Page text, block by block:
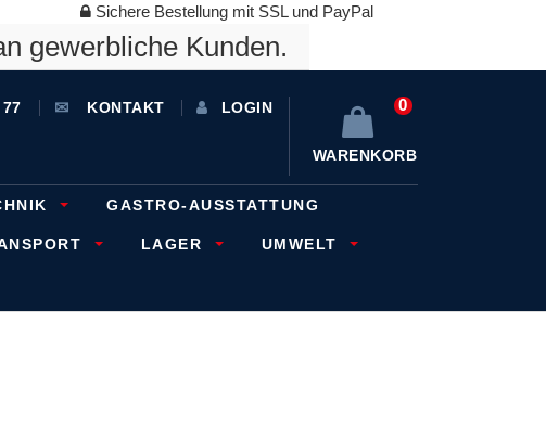
Sichere Bestellung mit SSL und PayPal
gewerbliche Kunden.
KONTAKT LOGIN 0
WARENKORB
GASTRO-AUSSTATTUNG
LAGER UMWELT